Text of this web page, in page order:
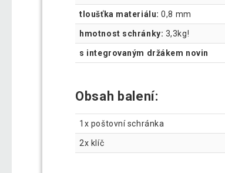
tloušťka materiálu: 0,8 mm
hmotnost schránky: 3,3kg!
s integrovaným držákem novin
Obsah balení:
1x poštovní schránka
2x klíč